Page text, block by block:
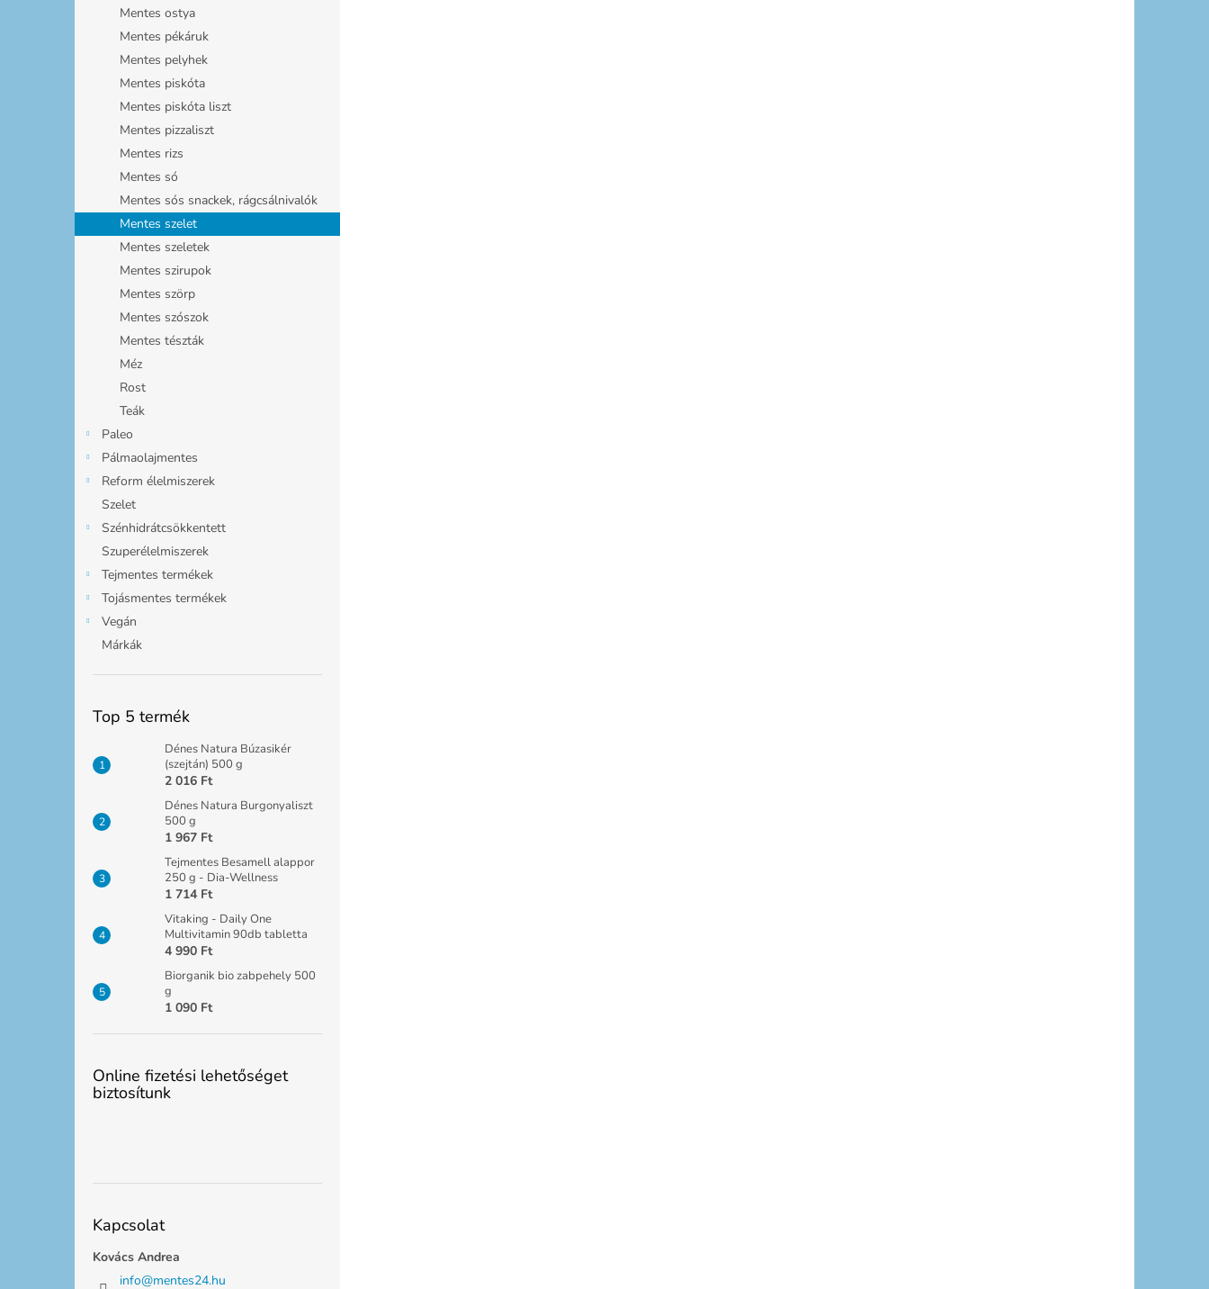
Mentes ostya
Mentes pékáruk
Mentes pelyhek
Mentes piskóta
Mentes piskóta liszt
Mentes pizzaliszt
Mentes rizs
Mentes só
Mentes sós snackek, rágcsálnivalók
Mentes szelet
Mentes szeletek
Mentes szirupok
Mentes szörp
Mentes szószok
Mentes tészták
Méz
Rost
Teák
Paleo
Pálmaolajmentes
Reform élelmiszerek
Szelet
Szénhidrátcsökkentett
Szuperélelmiszerek
Tejmentes termékek
Tojásmentes termékek
Vegán
Márkák
Top 5 termék
Dénes Natura Búzasikér
(szejtán) 500 g
2 016 Ft
Dénes Natura Burgonyaliszt
500 g
1 967 Ft
Tejmentes Besamell alappor
250 g - Dia-Wellness
1 714 Ft
Vitaking - Daily One
Multivitamin 90db tabletta
4 990 Ft
Biorganik bio zabpehely 500
g
1 090 Ft
Online fizetési lehetőséget
biztosítunk
Kapcsolat
Kovács Andrea
info@mentes24.hu